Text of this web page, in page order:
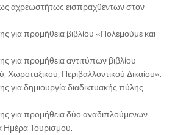
αχρεωστήτως εισπραχθέντων στον
για προμήθεια βιβλίου «Πολεμούμε και
για προμήθεια αντιτύπων βιβλίου
Χωροταξικού, Περιβαλλοντικού Δικαίου».
για δημιουργία διαδικτυακής πύλης
για προμήθεια δύο αναδιπλούμενων
Ημέρα Τουρισμού.